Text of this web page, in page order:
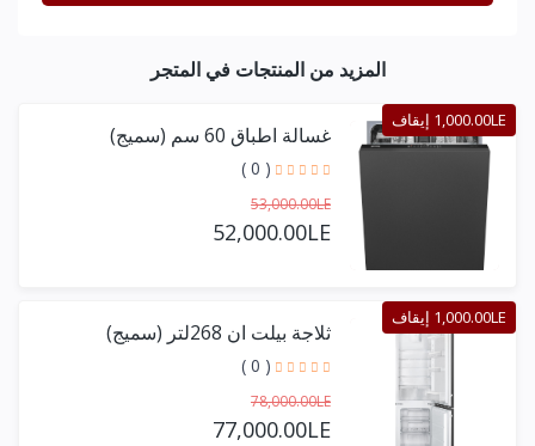
المزيد من المنتجات في المتجر
1,000.00LE إيقاف
غسالة اطباق 60 سم (سميج)
( 0 )
53,000.00LE
52,000.00LE
1,000.00LE إيقاف
ثلاجة بيلت ان 268لتر (سميج)
( 0 )
78,000.00LE
77,000.00LE